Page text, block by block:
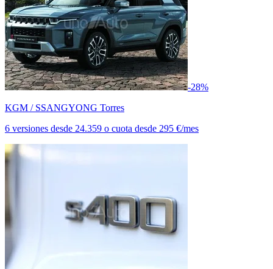
-28%
KGM / SSANGYONG Torres
6 versiones desde 24.359 o cuota desde 295 €/mes